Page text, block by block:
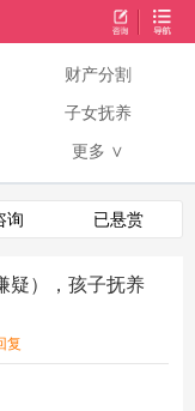
财产分割
子女抚养
更多 ∨
询 已悬赏
疑），孩子抚养
复